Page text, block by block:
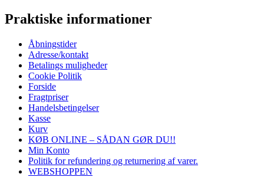
Praktiske informationer
Åbningstider
Adresse/kontakt
Betalings muligheder
Cookie Politik
Forside
Fragtpriser
Handelsbetingelser
Kasse
Kurv
KØB ONLINE – SÅDAN GØR DU!!
Min Konto
Politik for refundering og returnering af varer.
WEBSHOPPEN